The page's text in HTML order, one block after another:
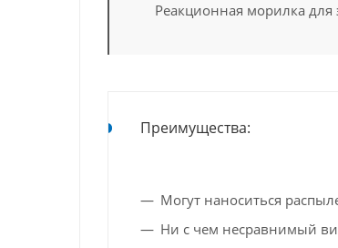
Реакционная морилка для
Преимущества:
Могут наноситься
Ни с чем несравнимый